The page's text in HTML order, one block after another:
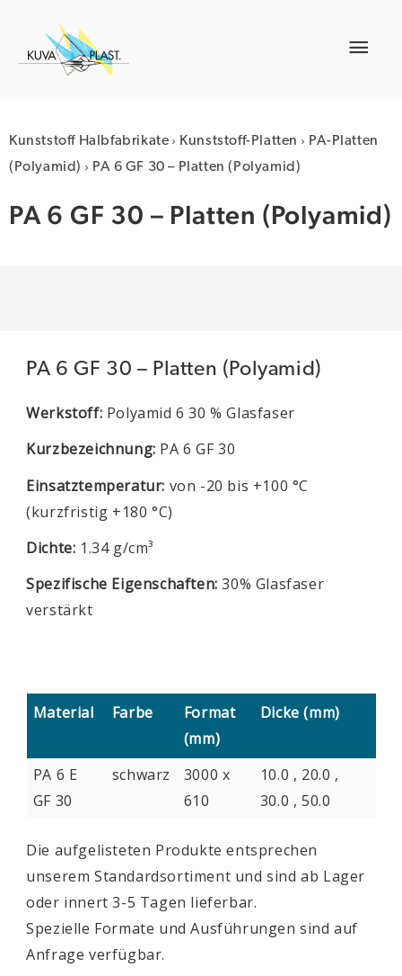
springen
Kunststoff Halbfabrikate › Kunststoff-Platten › PA-Platten
(Polyamid) › PA 6 GF 30 – Platten (Polyamid)
PA 6 GF 30 – Platten (Polyamid)
PA 6 GF 30 – Platten (Polyamid)
Werkstoff: Polyamid 6 30 % Glasfaser
Kurzbezeichnung: PA 6 GF 30
Einsatztemperatur: von -20 bis +100 °C
(kurzfristig +180 °C)
Dichte: 1.34 g/cm³
Spezifische Eigenschaften: 30% Glasfaser
verstärkt
Material Farbe
Format
(mm)
Dicke (mm)
PA 6 E
GF 30
schwarz
3000 x
610
10.0 , 20.0 ,
30.0 , 50.0
Die aufgelisteten Produkte entsprechen
unserem Standardsortiment und sind ab Lager
oder innert 3-5 Tagen lieferbar.
Spezielle Formate und Ausführungen sind auf
Anfrage verfügbar.